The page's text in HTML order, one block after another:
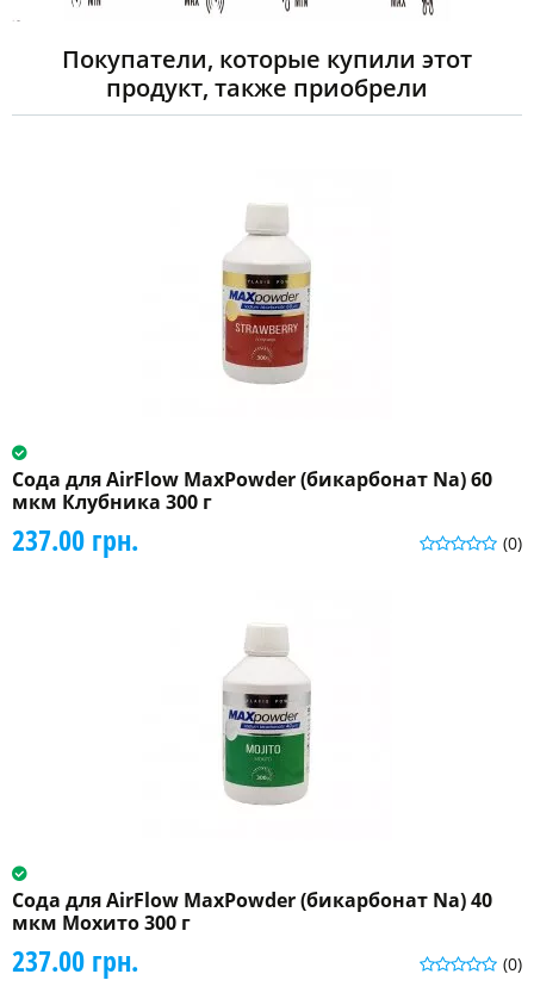
Покупатели, которые купили этот
продукт, также приобрели
Сода для AirFlow MaxPowder (бикарбонат Na) 60
мкм Клубника 300 г
(0)
237.00 грн.
Сода для AirFlow MaxPowder (бикарбонат Na) 40
мкм Мохито 300 г
(0)
237.00 грн.